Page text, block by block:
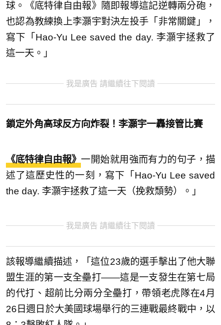
球。《底特律自由報》隨即報導這記逆轉兩分砲，
也認為教練換上李灝宇對決左投手「非常關鍵」，
寫下「Hao-Yu Lee saved the day. 李灝宇拯救了
這一天。」
我是廣告 請繼續往下閱讀
鎖定外角高球反方向炸裂！李灝宇一轟接管比賽
《底特律自由報》 一開始就用強而有力的句子，描
述了這歷史性的一刻，寫下「Hao-Yu Lee saved
the day. 李灝宇拯救了這一天（挽救頹勢）。」
我是廣告 請繼續往下閱讀
該報導繼續描述，「這位23歲的選手擊出了他大聯
盟生涯的第一支全壘打——這是一支發生在第七局
的代打、超前比分兩分全壘打，帶領老虎隊在4月
26日週日於大美國球場舉行的三連戰最終戰中，以